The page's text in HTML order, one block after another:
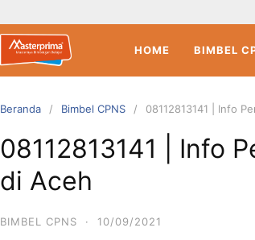
HOME BIMBEL
Beranda Bimbel CPNS 08112813141 | Info
08112813141 | Info
di Aceh
BIMBEL CPNS · 10/09/2021